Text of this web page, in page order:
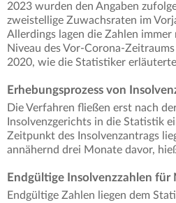
2023 wurden den Angaben
zweistellige Zuwachsraten im
Allerdings lagen die Zahlen
Niveau des Vor-Corona-
2020, wie die Statistiker
Erhebungsprozess von
Die Verfahren fließen erst nach
Insolvenzgerichts in die Statistik
Zeitpunkt des Insolvenzantrags
annähernd drei Monate davor,
Endgültige Insolvenzzahlen für
Endgültige Zahlen liegen dem